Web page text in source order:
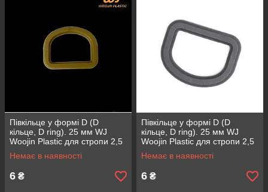
Півкільце у формі D (D
кільце, D ring). 25 мм WJ
Woojin Plastic для стропи 2,5
см матеріал ацетали колір
Койот
Немає в наявності
6 ₴
Півкільце у формі D (D
кільце, D ring). 25 мм WJ
Woojin Plastic для стропи 2,5
см матеріал ацетали колір
Сірий
Немає в наявності
6 ₴